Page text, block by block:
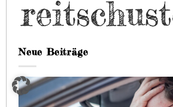
Neue Beiträge